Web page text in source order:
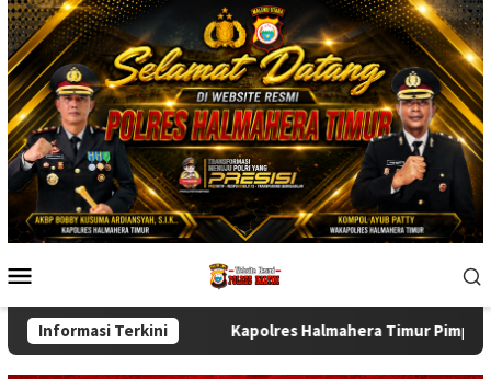
Skip
to
content
Menu
Informasi TerkiniKapolres Halmahera Timur Pimpin Sertijab